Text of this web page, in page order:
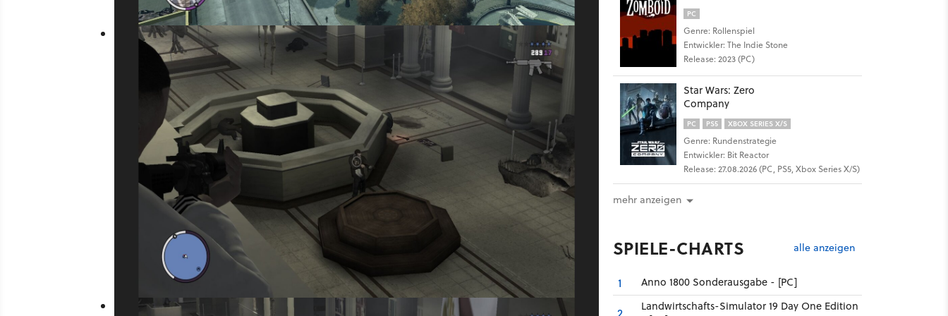
PC
Genre: Rollenspiel
Entwickler: The Indie Stone
Release: 2023 (PC)
Star Wars: Zero
Company
PC PS5 XBOX SERIES X/S
Genre: Rundenstrategie
Entwickler: Bit Reactor
Release: 27.08.2026 (PC, PS5, Xbox Series X/S)
mehr anzeigen
SPIELE-CHARTS alle anzeigen
1 Anno 1800 Sonderausgabe - [PC]
Landwirtschafts-Simulator 19 Day One Edition